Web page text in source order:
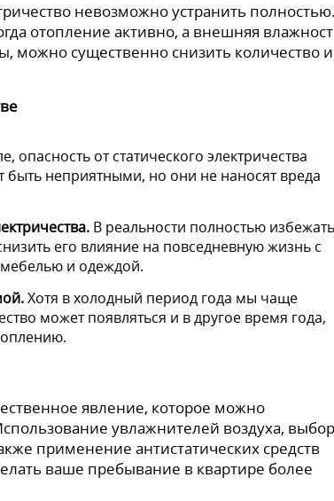
невозможно устранить полностью.
отопление активно, а внешняя
существенно снизить количество
опасность от статического электричества
неприятными, но они не наносят вреда
В реальности полностью избежать
его влияние на повседневную жизнь с
и одеждой.
Хотя в холодный период года мы чаще
может появляться и в другое время года,
явление, которое можно
увлажнителей воздуха, выбор
применение антистатических средств
ваше пребывание в квартире более